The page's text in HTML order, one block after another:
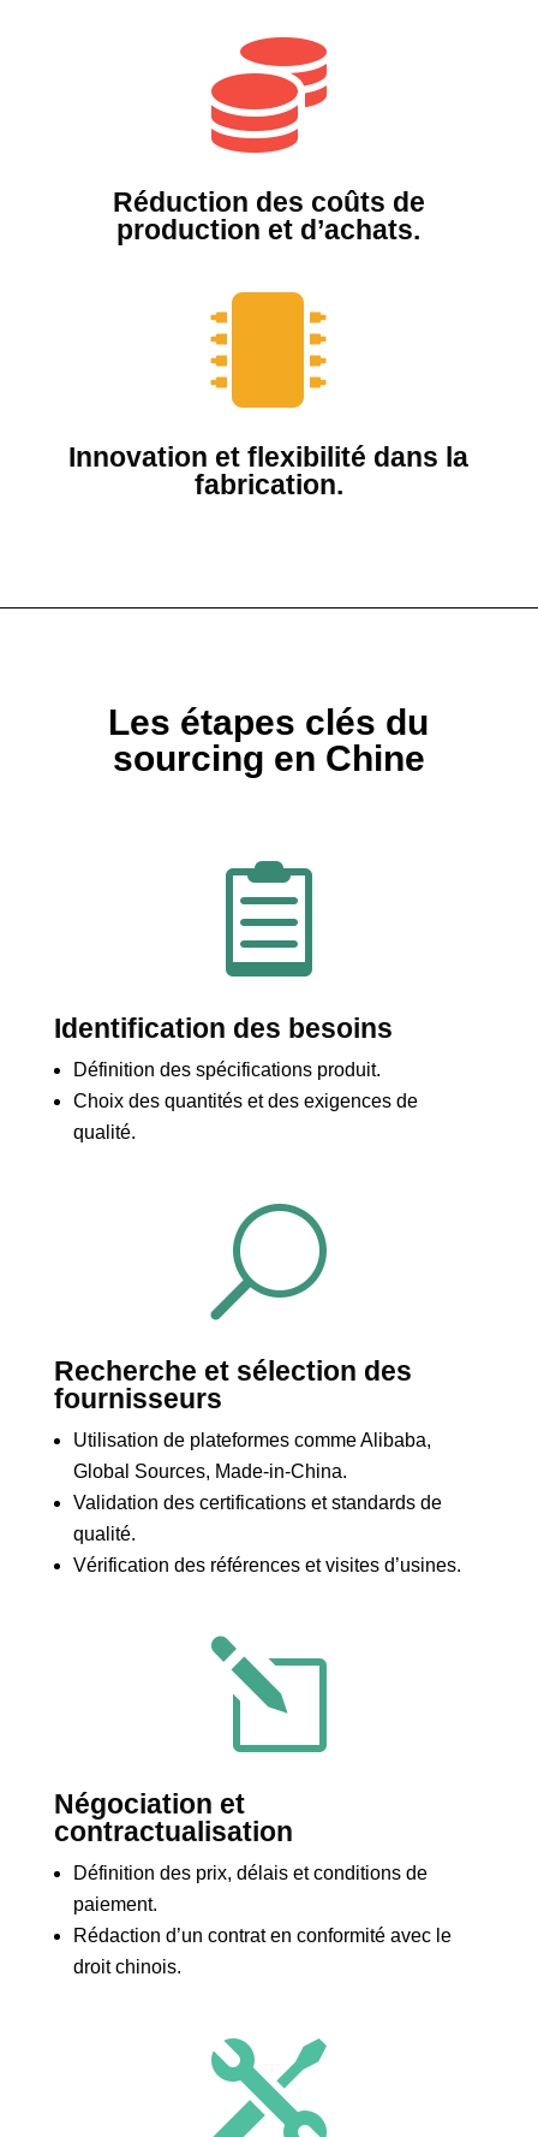

Réduction des coûts de
production et d’achats.

Innovation et flexibilité dans la
fabrication.
Les étapes clés du
sourcing en Chine

Identification des besoins
Définition des spécifications produit.
Choix des quantités et des exigences de
qualité.
U
Recherche et sélection des
fournisseurs
Utilisation de plateformes comme Alibaba,
Global Sources, Made-in-China.
Validation des certifications et standards de
qualité.
Vérification des références et visites d’usines.
l
Négociation et
contractualisation
Définition des prix, délais et conditions de
paiement.
Rédaction d’un contrat en conformité avec le
droit chinois.
